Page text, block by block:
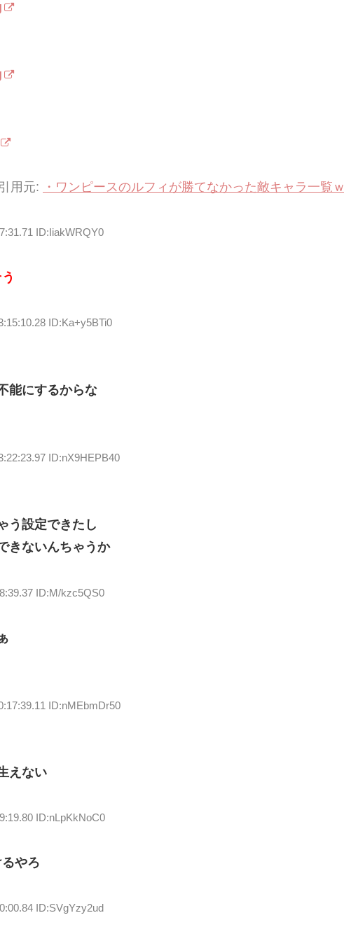
用元: ・ワンピースのルフィが勝てなかった敵キャラ一覧ｗ
ID:IiakWRQY0
ID:Ka+y5BTi0
能にするからな
ID:nX9HEPB40
う設定できたし
きないんちゃうか
ID:M/kzc5QS0
ID:nMEbmDr50
えない
ID:nLpKkNoC0
やろ
ID:SVgYzy2ud